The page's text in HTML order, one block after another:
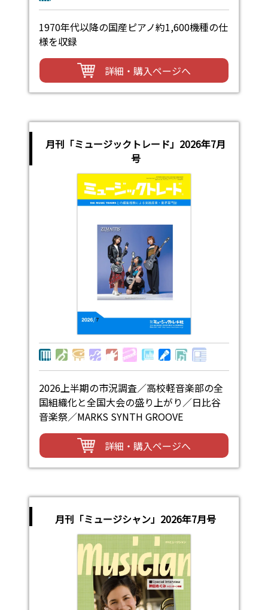
1970年代以降の国産ピアノ約1,600機種の仕
様を収録
詳細・購入ページへ
月刊「ミュージックトレード」2026年7月
号
2026上半期の市況調査／高校軽音楽部の全
国組織化と全国大会の盛り上がり／日比谷
音楽祭／MARKS SYNTH GROOVE
詳細・購入ページへ
月刊「ミュージシャン」2026年7月号